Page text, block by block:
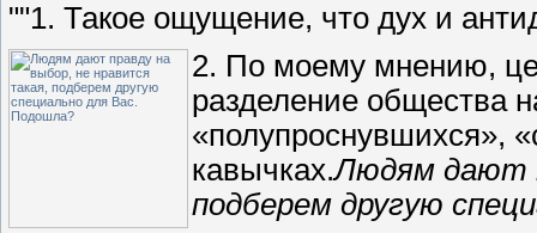
""1. Такое ощущение, что дух и
2. По моему мнению,
разделение общества
«полупроснувшихся»,
кавычках.Людям дают
подберем другую